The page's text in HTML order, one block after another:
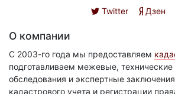
Twitter
Дзен
О компании
С 2003-го года мы предоставляем
подготавливаем межевые,
обследования и экспертные
кадастрового учета и регистрации